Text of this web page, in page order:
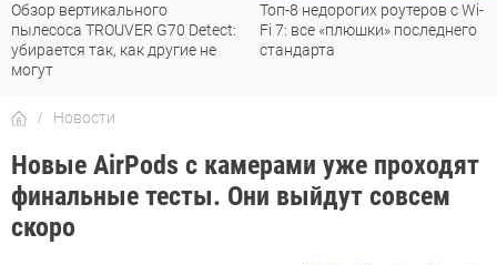
Обзор вертикального
пылесоса TROUVER G70 Detect:
убирается так, как другие не
могут
Топ-8 недорогих роутеров с Wi-
Fi 7: все «плюшки» последнего
стандарта
Новости
Новые AirPods с камерами уже проходят
финальные тесты. Они выйдут совсем
скоро